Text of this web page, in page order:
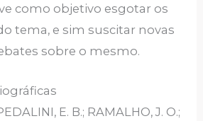
como objetivo esgotar os
tema, e sim suscitar novas
sobre o mesmo.
E. B.; RAMALHO, J. O.;